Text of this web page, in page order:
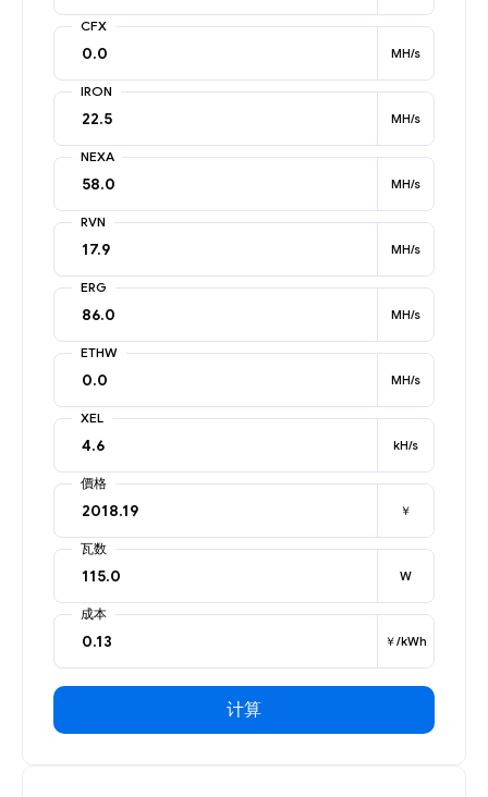
CFX
MH/s
IRON
MH/s
NEXA
MH/s
RVN
MH/s
ERG
MH/s
ETHW
MH/s
XEL
kH/s
價格
￥
瓦数
W
成本
￥/kWh
计算